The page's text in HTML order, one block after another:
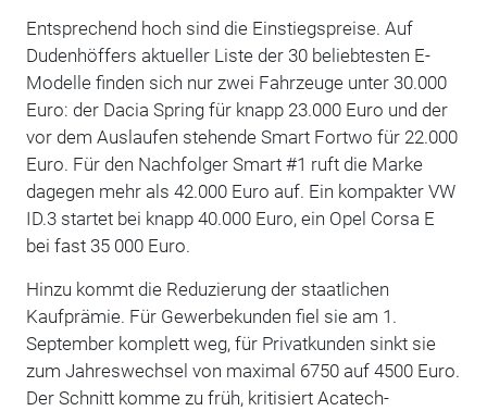
Entsprechend hoch sind die Einstiegspreise. Auf
Dudenhöffers aktueller Liste der 30 beliebtesten E-
Modelle finden sich nur zwei Fahrzeuge unter 30.000
Euro: der Dacia Spring für knapp 23.000 Euro und der
vor dem Auslaufen stehende Smart Fortwo für 22.000
Euro. Für den Nachfolger Smart #1 ruft die Marke
dagegen mehr als 42.000 Euro auf. Ein kompakter VW
ID.3 startet bei knapp 40.000 Euro, ein Opel Corsa E
bei fast 35 000 Euro.
Hinzu kommt die Reduzierung der staatlichen
Kaufprämie. Für Gewerbekunden fiel sie am 1.
September komplett weg, für Privatkunden sinkt sie
zum Jahreswechsel von maximal 6750 auf 4500 Euro.
Der Schnitt komme zu früh, kritisiert Acatech-